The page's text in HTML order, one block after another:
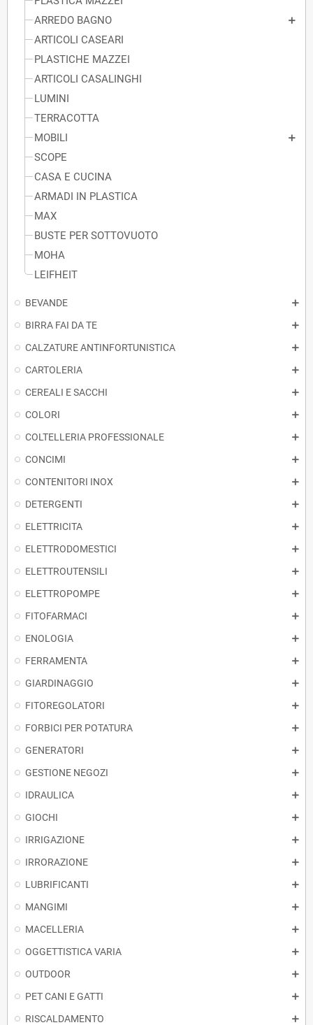
ARREDO BAGNO
ARTICOLI CASEARI
PLASTICHE MAZZEI
ARTICOLI CASALINGHI
LUMINI
TERRACOTTA
MOBILI
SCOPE
CASA E CUCINA
ARMADI IN PLASTICA
MAX
BUSTE PER SOTTOVUOTO
MOHA
LEIFHEIT
BEVANDE
BIRRA FAI DA TE
CALZATURE ANTINFORTUNISTICA
CARTOLERIA
CEREALI E SACCHI
COLORI
COLTELLERIA PROFESSIONALE
CONCIMI
CONTENITORI INOX
DETERGENTI
ELETTRICITA
ELETTRODOMESTICI
ELETTROUTENSILI
ELETTROPOMPE
FITOFARMACI
ENOLOGIA
FERRAMENTA
GIARDINAGGIO
FITOREGOLATORI
FORBICI PER POTATURA
GENERATORI
GESTIONE NEGOZI
IDRAULICA
GIOCHI
IRRIGAZIONE
IRRORAZIONE
LUBRIFICANTI
MANGIMI
MACELLERIA
OGGETTISTICA VARIA
OUTDOOR
PET CANI E GATTI
RISCALDAMENTO